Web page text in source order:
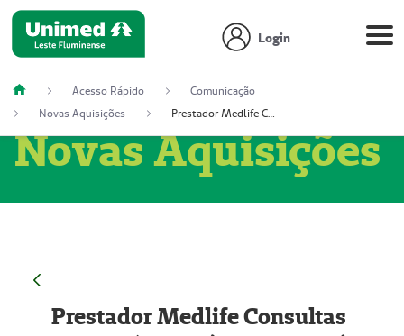
Login
Acesso Rápido
Comunicação
Novas Aquisições
Prestador Medlife Consultas e Diagnósticos (51004334-2)
Novas Aquisições
Prestador Medlife Consultas